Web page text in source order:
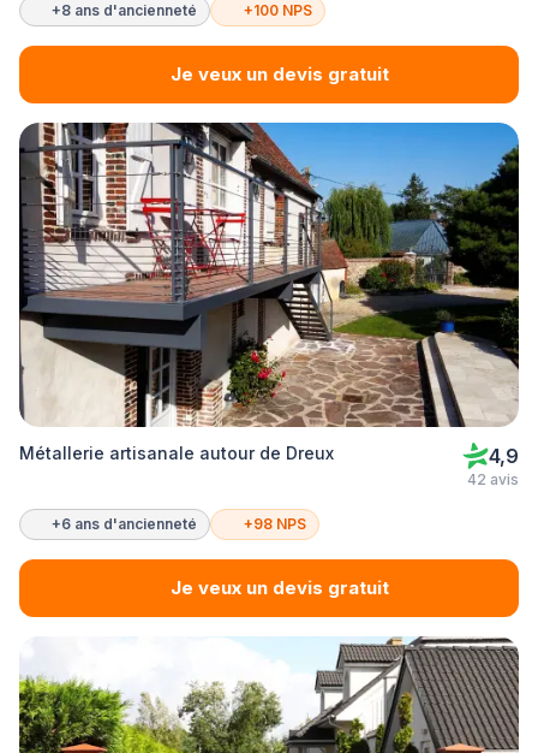
+8 ans d'ancienneté +100 NPS
Je veux un devis gratuit
Métallerie artisanale autour de Dreux 4,9
42 avis
+6 ans d'ancienneté +98 NPS
Je veux un devis gratuit